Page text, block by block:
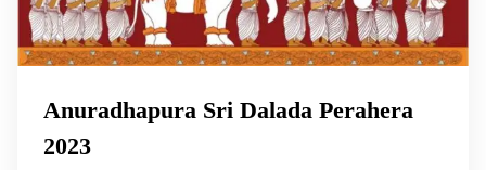
Anuradhapura Sri Dalada Perahera
2023